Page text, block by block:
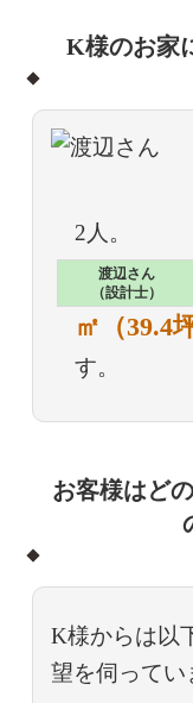
K様のお家
渡辺さん
（設計士）
2人。
間取りは
㎡（39.4
す。
お客様はど
K様からは以
望を伺ってい